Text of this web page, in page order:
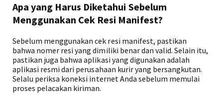
Apa yang Harus Diketahui Sebelum
Menggunakan Cek Resi Manifest?
Sebelum menggunakan cek resi manifest, pastikan
bahwa nomer resi yang dimiliki benar dan valid. Selain itu,
pastikan juga bahwa aplikasi yang digunakan adalah
aplikasi resmi dari perusahaan kurir yang bersangkutan.
Selalu periksa koneksi internet Anda sebelum memulai
proses pelacakan kiriman.